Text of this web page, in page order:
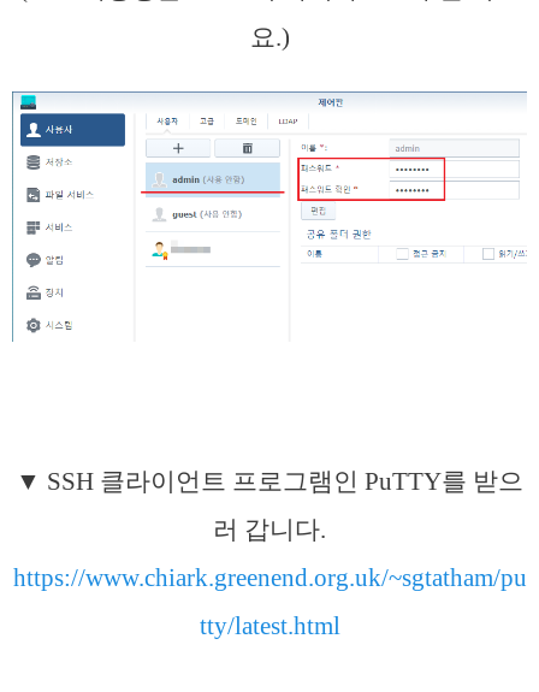
요.)
▼ SSH 클라이언트 프로그램인 PuTTY를 받으
러 갑니다.
https://www.chiark.greenend.org.uk/~sgtatham/pu
tty/latest.html